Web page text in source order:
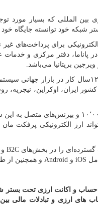
بین المللی که بسیار مورد
شبکه خود توانسته جایگاه
دفتر مرکزی و خدمات
بریتانیا می‌باشد.
پزفکت مانی هم اکنون با بیش از
توسعه داده و در حال حاضر در ۱۱ کشور
ارز الکترونیکی پرفکت
را در بخش‌های B2C و
iOS و Android و همچنین از
صرافر بیش از 70 نوع حساب و
های ارزی و تبادلات